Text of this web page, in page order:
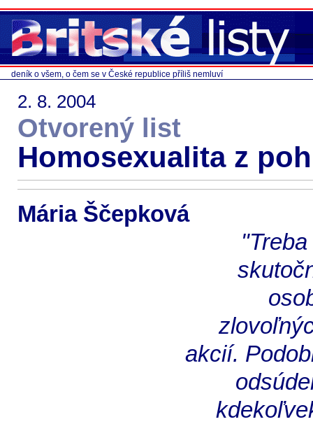
deník o všem, o čem se v České republice příliš nemluví
2. 8. 2004
Otvorený list
Homosexualita z
Mária Ščepková
akcií.